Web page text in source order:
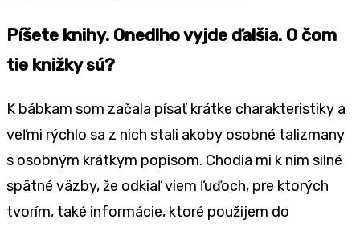
Píšete knihy. Onedlho vyjde ďalšia. O čom
tie knižky sú?
K bábkam som začala písať krátke charakteristiky a
veľmi rýchlo sa z nich stali akoby osobné talizmany
s osobným krátkym popisom. Chodia mi k nim silné
spätné väzby, že odkiaľ viem ľuďoch, pre ktorých
tvorím, také informácie, ktoré použijem do